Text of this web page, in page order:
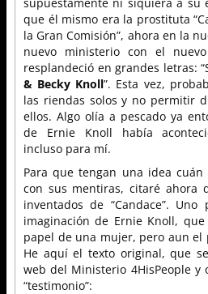
que él mismo era la prostituta
la Gran Comisión”, ahora en la
nuevo ministerio con el
resplandeció en grandes letras:
& Becky Knoll”. Esta vez,
las riendas solos y no permitir
ellos. Algo olía a pescado ya
de Ernie Knoll había
incluso para mí.
Para que tengan una idea
con sus mentiras, citaré ahora
inventados de “Candace”.
imaginación de Ernie Knoll,
papel de una mujer, pero aun
He aquí el texto original, que
web del Ministerio 4HisPeople y
“testimonio”: